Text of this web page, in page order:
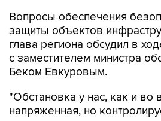
Вопросы обеспечения
защиты объектов
глава региона обсудил в
с заместителем министра
Беком Евкуровым.
"Обстановка у нас, как и во
напряженная, но